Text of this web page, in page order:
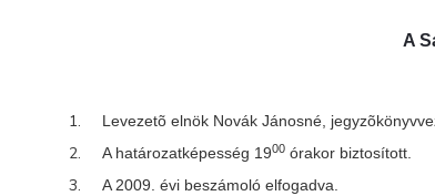
A
Levezetõ elnök Novák Jánosné,
A határozatképesség 1900 órakor biztosított.
A 2009. évi beszámoló elfogadva.